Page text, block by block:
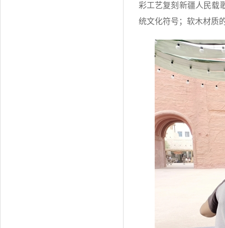
彩工艺复刻新疆人民载
统文化符号；软木材质